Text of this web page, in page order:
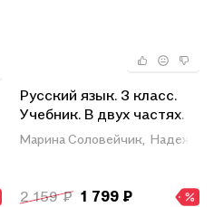
Кузьменко,
Русский язык. 3 класс.
Учебник. В двух частях.
Часть 1
Марина Соловейчик, Надежда
2 159 ₽ 1 799 ₽